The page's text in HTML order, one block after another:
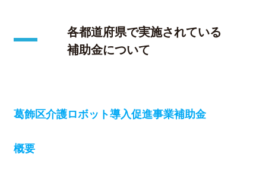
各都道府県で実施されている
補助金について
葛飾区介護ロボット導入促進事業補助金
概要